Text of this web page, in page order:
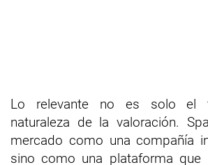
Lo relevante no es solo el
naturaleza de la valoración.
mercado como una compañía
sino como una plataforma que